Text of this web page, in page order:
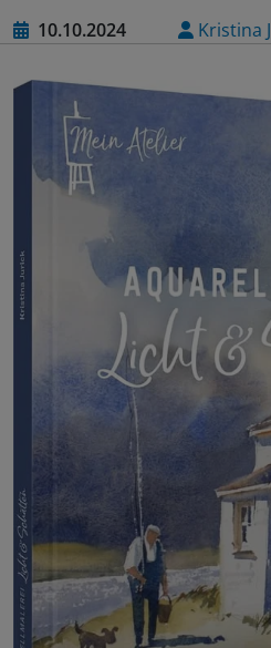
10.10.2024 Kristina